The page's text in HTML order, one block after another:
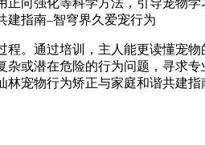
。通过培训，主人能更读懂宠
或潜在危险的行为问题，寻求